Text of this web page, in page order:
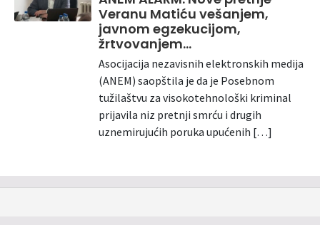
Veranu Matiću vešanjem,
javnom egzekucijom,
žrtvovanjem…
Asocijacija nezavisnih elektronskih medija
(ANEM) saopštila je da je Posebnom
tužilaštvu za visokotehnološki kriminal
prijavila niz pretnji smrću i drugih
uznemirujućih poruka upućenih […]